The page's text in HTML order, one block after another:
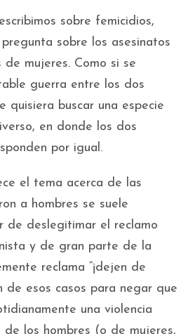
sobre femicidios,
sobre los asesinatos
de mujeres. Como si se
guerra entre los dos
quisiera buscar una especie
en donde los dos
por igual.
el tema acerca de las
a hombres se suele
de deslegitimar el reclamo
y de gran parte de la
reclama “¡dejen de
de esos casos para negar que
una violencia
los hombres (o de mujeres,